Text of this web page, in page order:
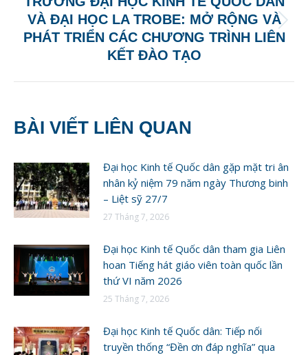
Next
post:
VÀ ĐẠI HỌC LA TROBE: MỞ RỘNG VÀ
PHÁT TRIỂN CÁC CHƯƠNG TRÌNH LIÊN
KẾT ĐÀO TẠO
BÀI VIẾT LIÊN QUAN
Đại học Kinh tế Quốc dân gặp mặt tri ân
nhân kỷ niệm 79 năm ngày Thương binh
– Liệt sỹ 27/7
27 Tháng 7, 2026
Đại học Kinh tế Quốc dân tham gia Liên
hoan Tiếng hát giáo viên toàn quốc lần
thứ VI năm 2026
25 Tháng 7, 2026
Đại học Kinh tế Quốc dân: Tiếp nối
truyền thống “Đền ơn đáp nghĩa” qua